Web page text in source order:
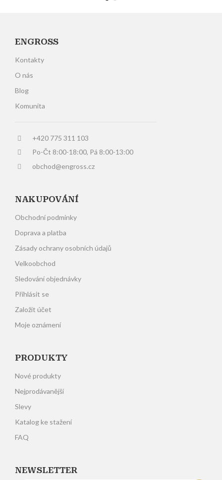
ENGROSS
Kontakty
O nás
Blog
Komunita
+420 775 311 103
Po-Čt 8:00-18:00, Pá 8:00-13:00
obchod@engross.cz
NAKUPOVÁNÍ
Obchodní podmínky
Doprava a platba
Zásady ochrany osobních údajů
Velkoobchod
Sledování objednávky
Přihlásit se
Založit účet
Moje oznámení
PRODUKTY
Nové produkty
Nejprodávanější
Slevy
Katalog ke stažení
FAQ
NEWSLETTER